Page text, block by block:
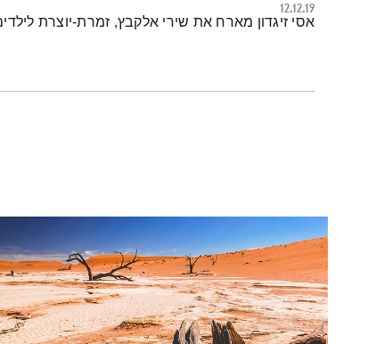
12.12.19
תמצית הפודקאסט
אסי זיגדון מארח את שירי אלקבץ, זמרת-יוצרת